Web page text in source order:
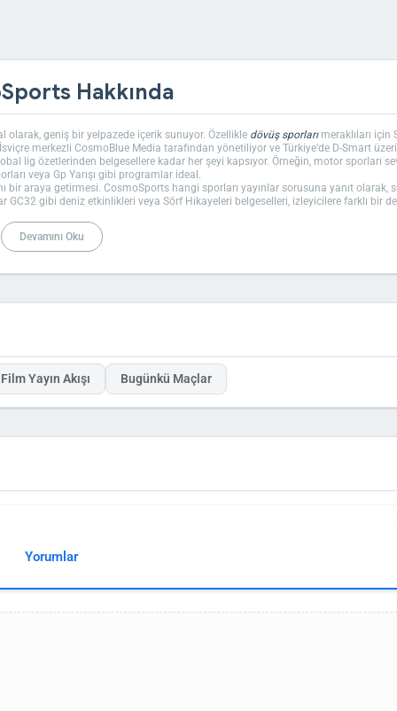
Hakkında
olarak, geniş bir yelpazede içerik sunuyor. Özellikle dövüş sporlarımeraklıları için
merkezli CosmoBlue Media tarafından yönetiliyor ve Türkiye’de D-Smart
lig özetlerinden belgesellere kadar her şeyi kapsıyor. Örneğin, motor sporları
veya Gp Yarışı gibi programlar ideal.
bir araya getirmesi. CosmoSports hangi sporları yayınlar sorusuna yanıt olarak,
GC32 gibi deniz etkinlikleri veya Sörf Hikayeleri belgeselleri, izleyicilere farklı bir
tekrar olsa da stüdyo yorumları ve röportajlar gerçek zamanlı heyecan katıyor.
Autospeed motor şovları, akşamüstünde ise Lnk Boks Gecesi gibi dövüş
CosmoSports daha çok belgesel odaklı ve uluslararası bir yapıya sahip.
takip etmek için düzenli ziyaret edin ve favori programlarınızı kaçırmayın.
Devamını Oku
Film Yayın Akışı Bugünkü Maçlar
Yorumlar